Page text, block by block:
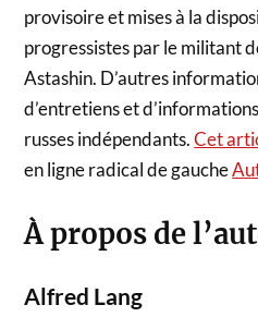
provisoire et mises à la
progressistes par le militant
Astashin. D’autres
d’entretiens et
russes indépendants.Cet
en ligne radical de gauche
À propos de
Alfred Lang